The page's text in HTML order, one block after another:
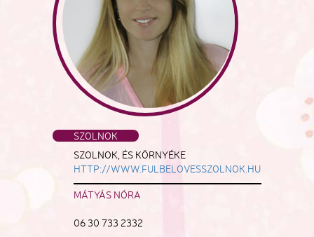
SZOLNOK
SZOLNOK, ÉS KÖRNYÉKE
HTTP://WWW.FULBELOVESSZOLNOK.HU
MÁTYÁS NÓRA
06 30 733 2332